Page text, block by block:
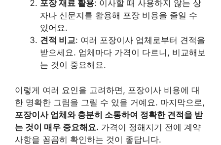
포장 재료 활용: 이사할 때 사용하지 않는 상
자나 신문지를 활용해 포장 비용을 줄일 수
있어요.
견적 비교: 여러 포장이사 업체로부터 견적을
받으세요. 업체마다 가격이 다르니, 비교해보
는 것이 중요해요.
이렇게 여러 요인을 고려하면, 포장이사 비용에 대
한 명확한 그림을 그릴 수 있을 거예요. 마지막으로,
포장이사 업체와 충분히 소통하여 정확한 견적을 받
는 것이 매우 중요해요. 가격이 정해지기 전에 계약
사항을 꼼꼼히 확인하는 것이 좋답니다.